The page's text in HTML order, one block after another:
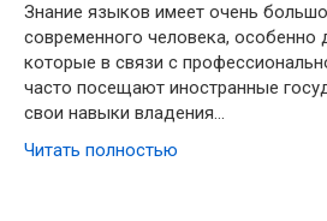
Знание языков имеет очень
современного человека, особенно
которые в связи с
часто посещают иностранные
свои навыки владения…
Читать полностью